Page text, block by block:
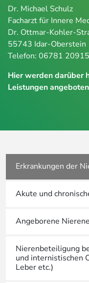
Dr. Michael Schulz
Facharzt für Innere
Dr. Ottmar-Kohler-
55743 Idar-Oberstein
Telefon: 06781
Hier werden darüber
Leistungen
Erkrankungen der
Akute und
Angeborene
Nierenbeteiligung
und internistischen
Leber etc.)